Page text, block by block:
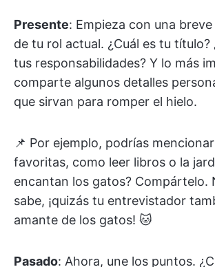
Presente: Empieza con una
de tu rol actual. ¿Cuál es tu título?
tus responsabilidades? Y lo más
comparte algunos detalles
que sirvan para romper el hielo.
📌 Por ejemplo, podrías
favoritas, como leer libros o la
encantan los gatos? Compártelo.
sabe, ¡quizás tu entrevistador
amante de los gatos! 🐱
Pasado: Ahora, une los puntos.